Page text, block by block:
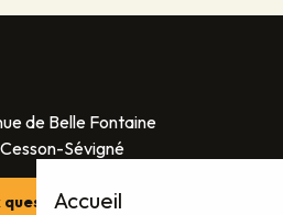
Accueil
de Belle Fontaine
Sévigné
(FAQ)